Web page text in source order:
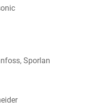
Sporlan